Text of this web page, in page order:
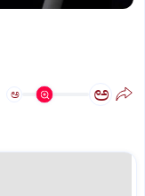
ಅ ಅ